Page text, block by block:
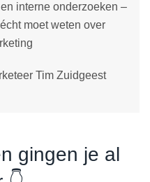
interne onderzoeken –
moet weten over
Tim Zuidgeest
gingen je al